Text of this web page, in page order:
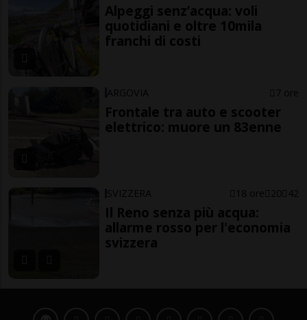
Alpeggi senz’acqua: voli
quotidiani e oltre 10mila
franchi di costi
ARGOVIA 7 ore
Frontale tra auto e scooter
elettrico: muore un 83enne
SVIZZERA 18 ore 20 42
Il Reno senza più acqua:
allarme rosso per l'economia
svizzera